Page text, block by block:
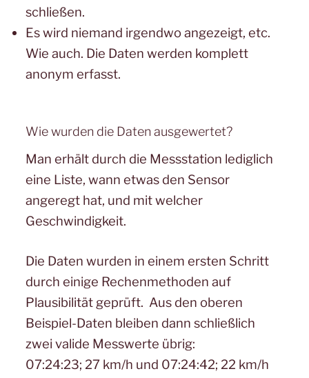
schließen.
Es wird niemand irgendwo angezeigt, etc.
Wie auch. Die Daten werden komplett
anonym erfasst.
Wie wurden die Daten ausgewertet?
Man erhält durch die Messstation lediglich
eine Liste, wann etwas den Sensor
angeregt hat, und mit welcher
Geschwindigkeit.
Die Daten wurden in einem ersten Schritt
durch einige Rechenmethoden auf
Plausibilität geprüft. Aus den oberen
Beispiel-Daten bleiben dann schließlich
zwei valide Messwerte übrig:
07:24:23; 27 km/h und 07:24:42; 22 km/h